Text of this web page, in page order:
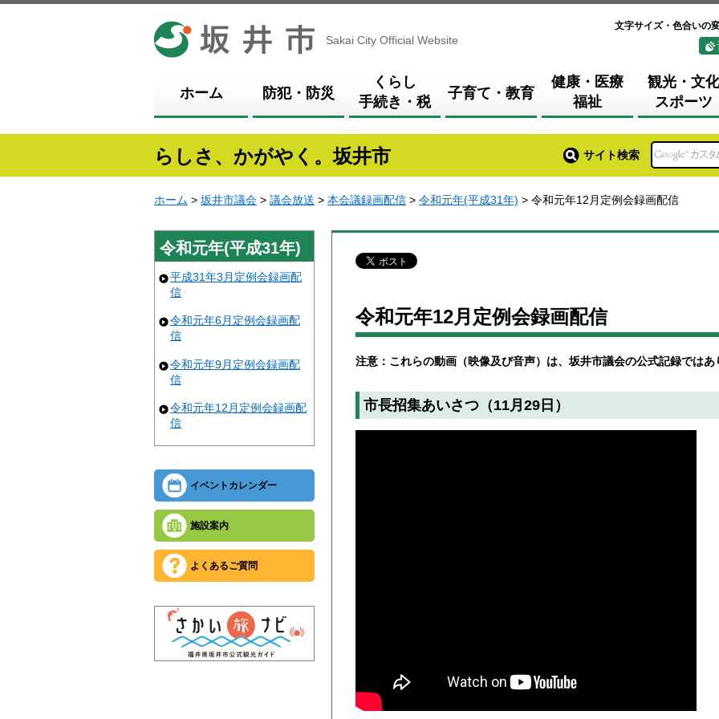
坂井市
Sakai City Official Website
文字サイズ・色合いの
ホーム 防犯・防災
くらし
手続き・税
子育て・教育
健康・医療
福祉
観光・文化
スポーツ
らしさ、かがやく。坂井市 サイト検索
ホーム > 坂井市議会 > 議会放送 > 本会議録画配信 > 令和元年(平成31年) > 令和元年12月定例会録画配信
令和元年(平成31年)
平成31年3月定例会録画配
信
令和元年6月定例会録画配
信
令和元年9月定例会録画配
信
令和元年12月定例会録画配
信
イベントカレンダー
施設案内
よくあるご質問
令和元年12月定例会録画配信
注意：これらの動画（映像及び音声）は、坂井市議会の公式記録ではあ
市長招集あいさつ（11月29日）